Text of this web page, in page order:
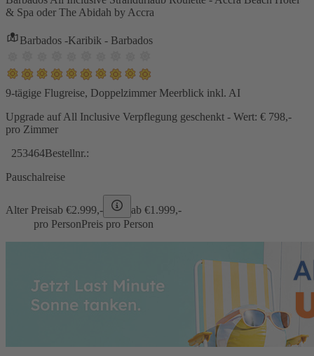
& Spa oder The Abidah by Accra
Barbados -Karibik - Barbados
9-tägige Flugreise, Doppelzimmer Meerblick inkl. AI
Upgrade auf All Inclusive Verpflegung geschenkt - Wert: € 798,-
pro Zimmer
253464Bestellnr.:
Pauschalreise
Alter Preisab €2.999,- ab €1.999,-
pro PersonPreis pro Person